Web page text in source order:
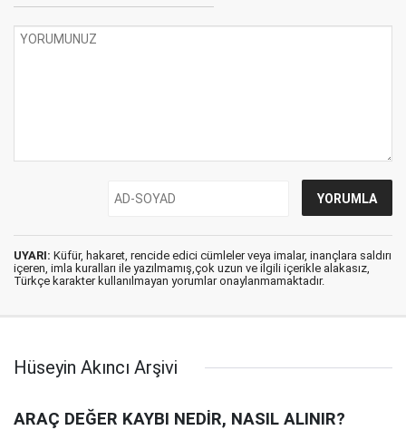
UYARI: Küfür, hakaret, rencide edici cümleler veya imalar, inançlara saldırı
içeren, imla kuralları ile yazılmamış,çok uzun ve ilgili içerikle alakasız,
Türkçe karakter kullanılmayan yorumlar onaylanmamaktadır.
Hüseyin Akıncı Arşivi
ARAÇ DEĞER KAYBI NEDİR, NASIL ALINIR?